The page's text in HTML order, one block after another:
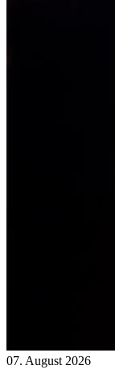
07. August 2026